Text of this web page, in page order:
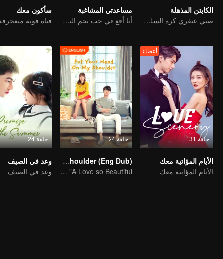
الكابتن المذهلة
صبي عبقري كرة السلة تحول فجأة إلى فتاة ووجد حبها الحقيقي
مساعدتي المشاغبة
أنا أقع في حب نجم الترفيه
سأكون معك
حلقة 31
أعضاء
الأيام المؤاتية معك
الأيام المؤاتية معك
حلقة 24
Put Your Head On My Shoulder (Eng Dub)
It was adapted from the same series of novels as "A Love so Beautiful"
حلقة 24
وعد في الصيف
وعد في الصيف